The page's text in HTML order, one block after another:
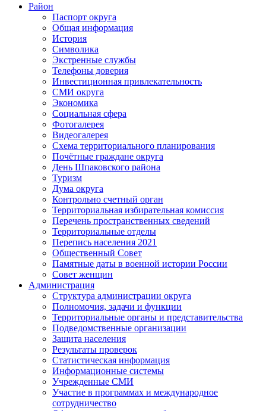
Район
Паспорт округа
Общая информация
История
Символика
Экстренные службы
Телефоны доверия
Инвестиционная привлекательность
СМИ округа
Экономика
Социальная сфера
Фотогалерея
Видеогалерея
Схема территориального планирования
Почётные граждане округа
День Шпаковского района
Туризм
Дума округа
Контрольно счетный орган
Территориальная избирательная комиссия
Перечень пространственных сведений
Территориальные отделы
Перепись населения 2021
Общественный Совет
Памятные даты в военной истории России
Совет женщин
Администрация
Структура администрации округа
Полномочия, задачи и функции
Территориальные органы и представительства
Подведомственные организации
Защита населения
Результаты проверок
Статистическая информация
Информационные системы
Учрежденные СМИ
Участие в программах и международное
сотрудничество